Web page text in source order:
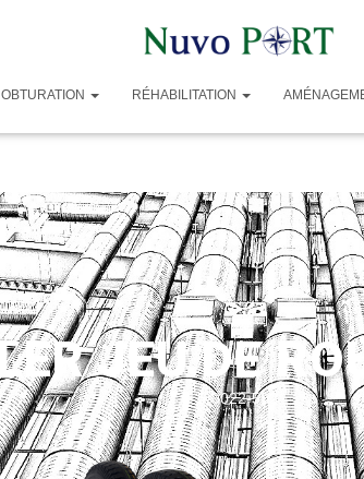
OBTURATION RÉHABILITATION
JEU DE
5-0022-502